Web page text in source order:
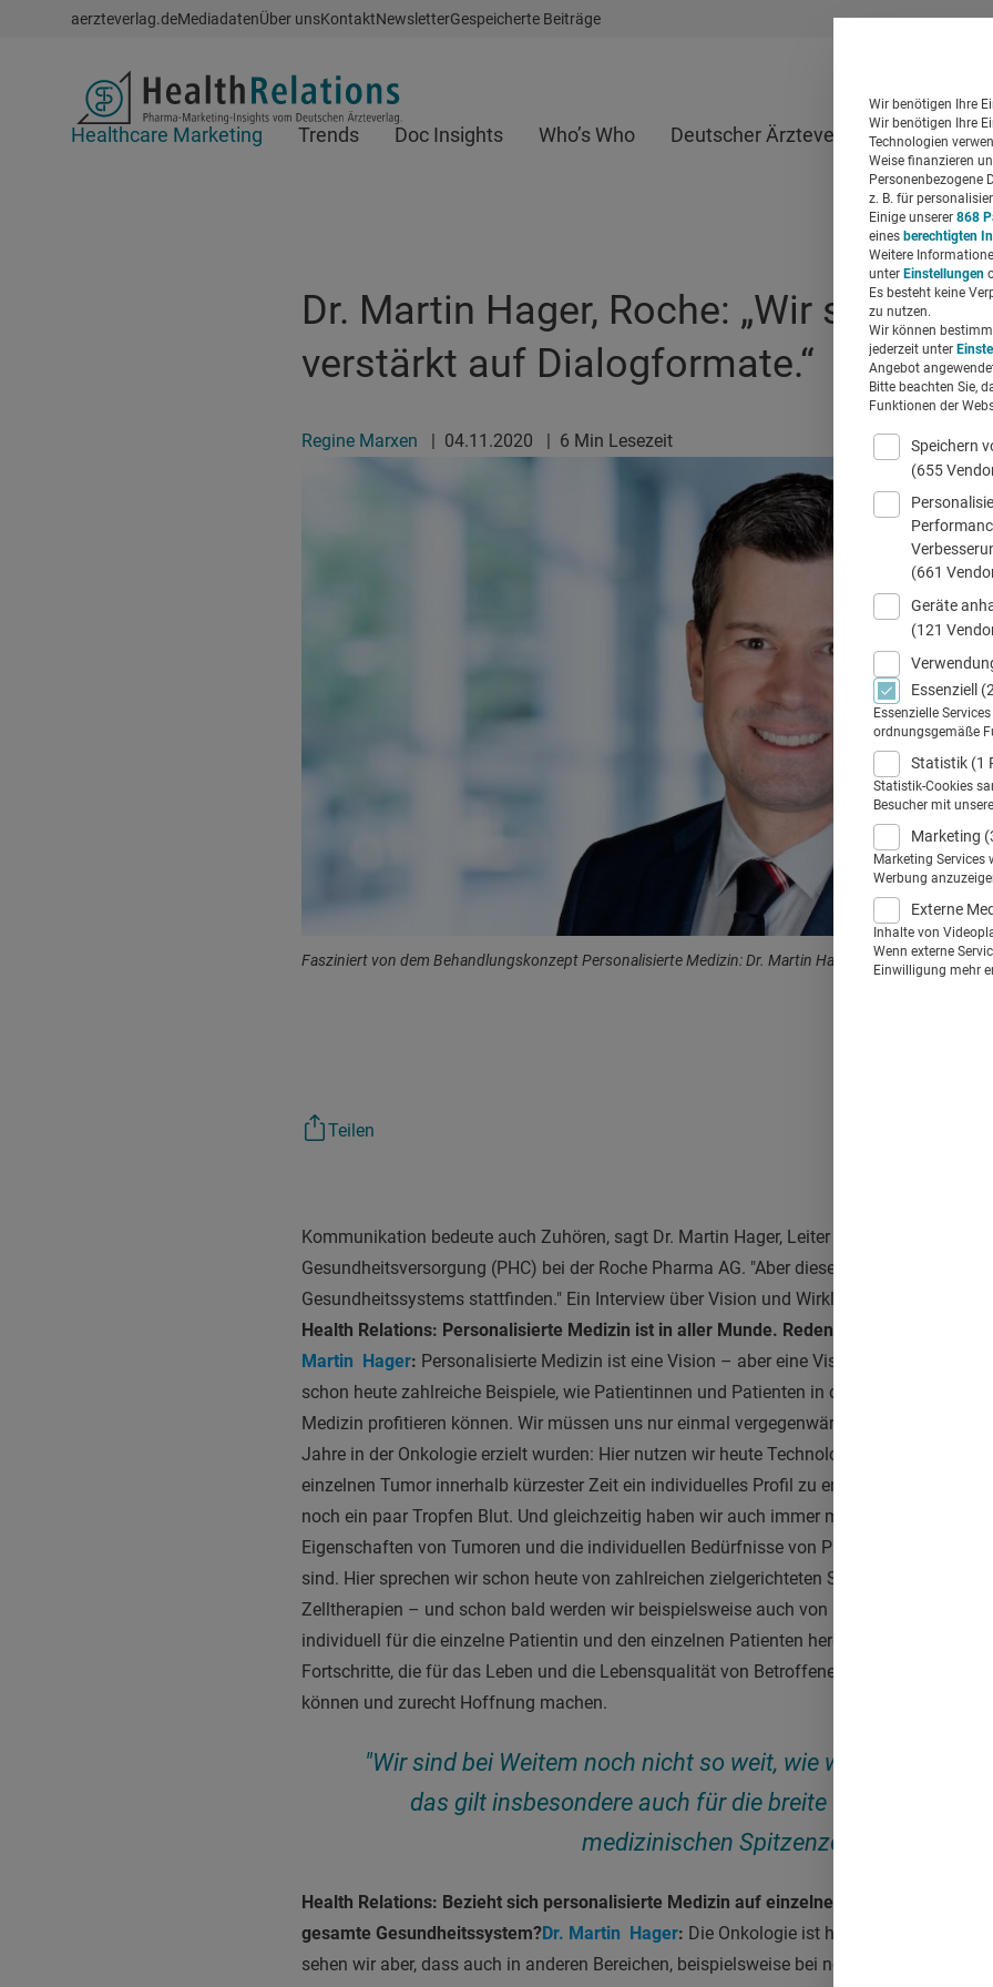
Schnellzugriff
aerzteverlag.deMediadatenÜber unsKontaktNewsletterGespeicherte Beiträge
Header
Healthcare Marketing Trends Doc Insights Who’s Who Deutscher Ärzteverlag
Dr. Martin Hager, Roche: „Wir setzen
verstärkt auf Dialogformate.“
Regine Marxen | 04.11.2020 | 6 Min Lesezeit
Fasziniert von dem Behandlungskonzept Personalisierte Medizin: Dr. Martin Hager. © Roche
Teilen
Kommunikation bedeute auch Zuhören, sagt Dr. Martin Hager, Leiter der medizinischen
Gesundheitsversorgung (PHC) bei der Roche Pharma AG. "Aber diese Kommunikation
Gesundheitssystems stattfinden." Ein Interview über Vision und Wirklichkeit.
Health Relations: Personalisierte Medizin ist in aller Munde. Reden wir hier von Vision
Martin Hager: Personalisierte Medizin ist eine Vision – aber eine Vision, die zunehmend
schon heute zahlreiche Beispiele, wie Patientinnen und Patienten in der täglichen
Medizin profitieren können. Wir müssen uns nur einmal vergegenwärtigen, welche
Jahre in der Onkologie erzielt wurden: Hier nutzen wir heute Technologien, die es uns
einzelnen Tumor innerhalb kürzester Zeit ein individuelles Profil zu erstellen – dafür
noch ein paar Tropfen Blut. Und gleichzeitig haben wir auch immer mehr Arzneimittel, die
Eigenschaften von Tumoren und die individuellen Bedürfnisse von Patientinnen und
sind. Hier sprechen wir schon heute von zahlreichen zielgerichteten Substanzen, von
Zelltherapien – und schon bald werden wir beispielsweise auch von Krebsvakzinen
individuell für die einzelne Patientin und den einzelnen Patienten hergestellt werden. Das
Fortschritte, die für das Leben und die Lebensqualität von Betroffenen einen enormen
können und zurecht Hoffnung machen.
"Wir sind bei Weitem noch nicht so weit, wie wir heute sein
das gilt insbesondere auch für die breite Versorgung
medizinischen Spitzenzentren."
Health Relations: Bezieht sich personalisierte Medizin auf einzelne Bereiche wie
gesamte Gesundheitssystem?Dr. Martin Hager: Die Onkologie ist hier zweifellos ein
sehen wir aber, dass auch in anderen Bereichen, beispielsweise bei neurodegenerativen
Wir benötigen Ihre
Wir benötigen Ihre
Technologien
Weise finanzieren
Personenbezogene
z. B. für
Einige unserer 868
eines berechtigten
Weitere
unter Einstellungen
Es besteht keine
zu nutzen.
Wir können
jederzeit unter
Angebot
Bitte beachten Sie,
Funktionen der
Speichern
(655
(661
Geräte
(121
Essenziell
Essenzielle
ordnungsgemäße
Statistik (1
Statistik-Cookies
Besucher mit
Marketing
Marketing
Werbung
Externe
Inhalte von
Wenn externe
Einwilligung mehr